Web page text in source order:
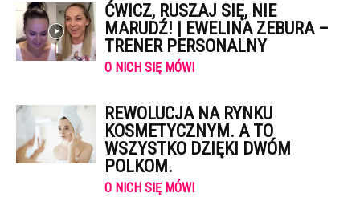
ĆWICZ, RUSZAJ SIĘ, NIE
MARUDŹ! | EWELINA ZEBURA –
TRENER PERSONALNY
O NICH SIĘ MÓWI
REWOLUCJA NA RYNKU
KOSMETYCZNYM. A TO
WSZYSTKO DZIĘKI DWÓM
POLKOM.
O NICH SIĘ MÓWI